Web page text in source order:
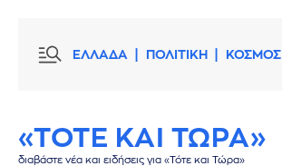
ΕΛΛΑΔΑ ΠΟΛΙΤΙΚΗ ΚΟΣΜΟΣ
«ΤΟΤΕ ΚΑΙ ΤΩΡΑ»
διαβάστε νέα και ειδήσεις για «Τότε και Τώρα»